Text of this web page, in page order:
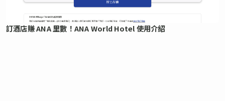
訂酒店賺 ANA 里數！ANA World Hotel 使用介紹